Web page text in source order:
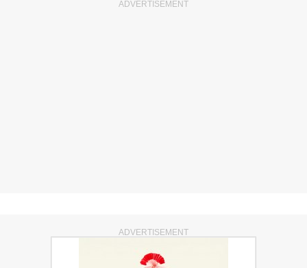
ADVERTISEMENT
ADVERTISEMENT